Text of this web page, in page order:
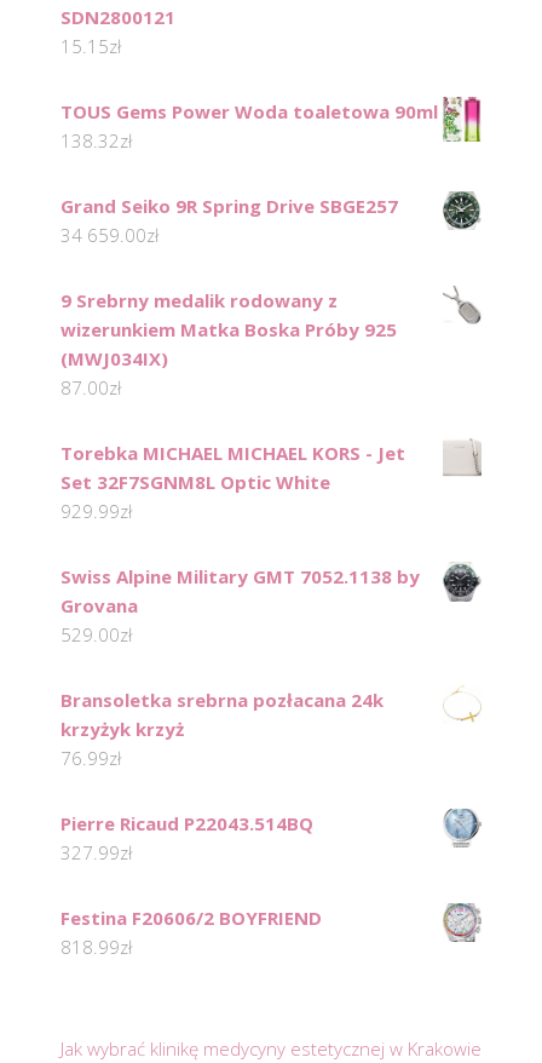
SDN2800121
15.15zł
TOUS Gems Power Woda toaletowa 90ml
138.32zł
Grand Seiko 9R Spring Drive SBGE257
34 659.00zł
9 Srebrny medalik rodowany z
wizerunkiem Matka Boska Próby 925
(MWJ034IX)
87.00zł
Torebka MICHAEL MICHAEL KORS - Jet
Set 32F7SGNM8L Optic White
929.99zł
Swiss Alpine Military GMT 7052.1138 by
Grovana
529.00zł
Bransoletka srebrna pozłacana 24k
krzyżyk krzyż
76.99zł
Pierre Ricaud P22043.514BQ
327.99zł
Festina F20606/2 BOYFRIEND
818.99zł
Jak wybrać klinikę medycyny estetycznej w Krakowie